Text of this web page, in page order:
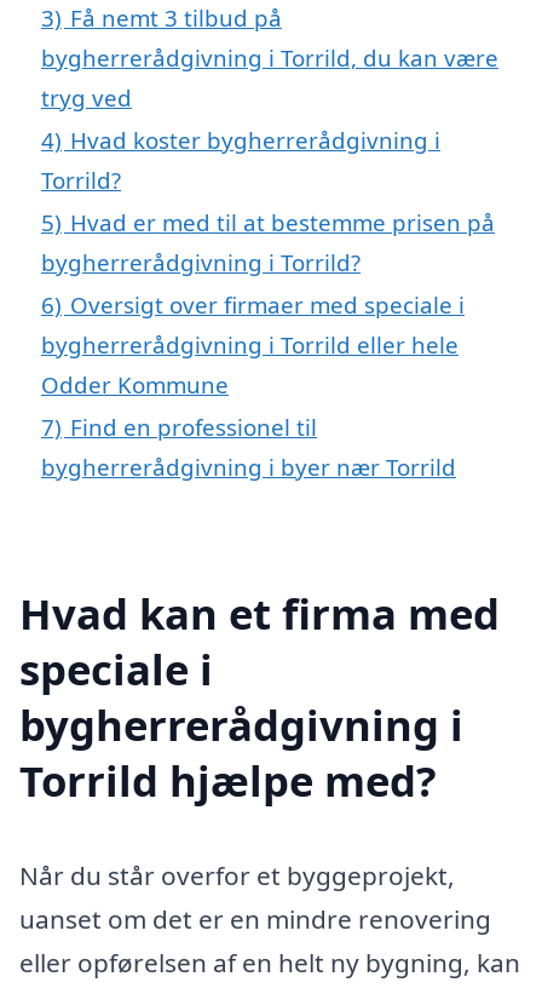
3) Få nemt 3 tilbud på
bygherrerådgivning i Torrild, du kan være
tryg ved
4) Hvad koster bygherrerådgivning i
Torrild?
5) Hvad er med til at bestemme prisen på
bygherrerådgivning i Torrild?
6) Oversigt over firmaer med speciale i
bygherrerådgivning i Torrild eller hele
Odder Kommune
7) Find en professionel til
bygherrerådgivning i byer nær Torrild
Hvad kan et firma med
speciale i
bygherrerådgivning i
Torrild hjælpe med?
Når du står overfor et byggeprojekt,
uanset om det er en mindre renovering
eller opførelsen af en helt ny bygning, kan